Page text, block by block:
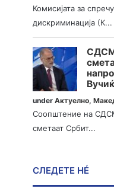
Комисијата за
дискриминација (К...
Вучиќ
underАктуелно,
Соопштение на
сметаат Србит...
СЛЕДЕТЕ НÉ